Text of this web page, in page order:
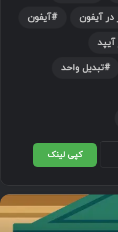
آیفون
آیفون
آیپد
تبدیل واحد
کپی لینک